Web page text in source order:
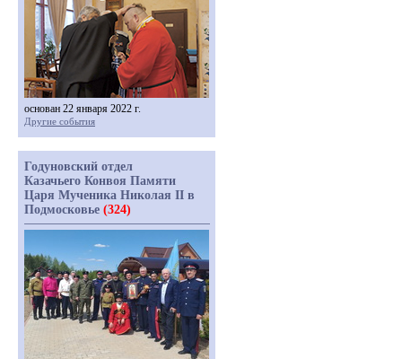
основан 22 января 2022 г.
Другие события
Годуновский отдел
Казачьего Конвоя Памяти
Царя Мученика Николая II в
Подмосковье (324)